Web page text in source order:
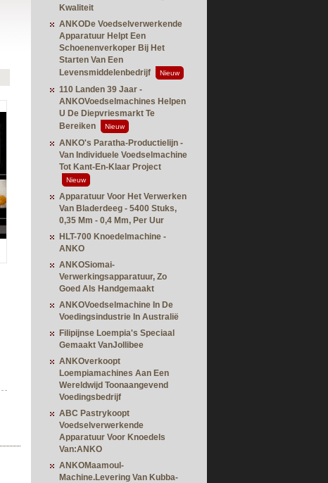
Kwaliteit
ANKODe Voedselverwerkende
Apparatuur Helpt Een
Schoenenverkoper Bij Het
Starten Van Een
Levensmiddelenbedrijf
Nieuw
110 Landen 39 Jaar -
ANKOVoedselmachines Helpen
U De Diepvriesmarkt Te
Bereiken
Nieuw
ANKO's Paratha-Productielijn -
Van Individuele Voedselmachine
Tot Kant-En-Klaar Project
Nieuw
Apparatuur Voor Het Verwerken
Van Bladerdeeg - 5400 Stuks,
0,35 Mm - 0,4 Mm, Per Uur
HLT-700 Knoedelmachine -
ANKO
ANKOSiomai-
Verwerkingsapparatuur, Zo
Goed Als Handgemaakt
ANKOVoedselmachine In De
Voedingsindustrie In Australië
Filipijnse Loempia's Speciaal
Gemaakt VanJollibee
ANKOverkoopt
Loempiamachines Aan Een
Wereldwijd Toonaangevend
Voedingsbedrijf
ABC Pastrykoopt
Voedselverwerkende
Apparatuur Voor Knoedels
Van:ANKO
ANKOMaamoul-
Machine.Levering Van Kubba-